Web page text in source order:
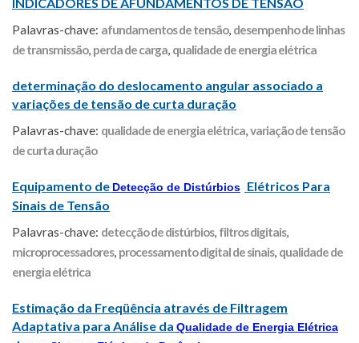
Palavras-chave: afundamentos de tensão, desempenho de linhas
de transmissão, perda de carga, qualidade de energia elétrica
determinação do deslocamento angular associado a
variações de tensão de curta duração
Palavras-chave: qualidade de energia elétrica,variação de tensão
de curta duração
Equipamento de Detecção de Distúrbios Elétricos Para
Sinais de Tensão
Palavras-chave: detecção de distúrbios, filtros digitais,
microprocessadores, processamento digital de sinais, qualidade de
energia elétrica
Estimação da Freqüência através de Filtragem
Adaptativa para Análise da Qualidade de Energia Elétrica